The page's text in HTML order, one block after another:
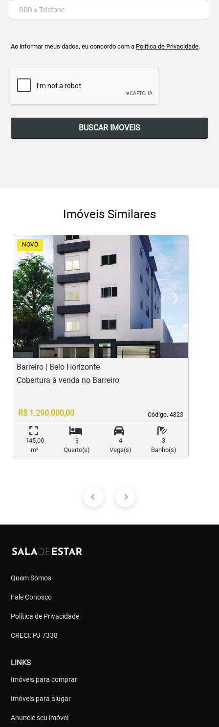
Ao informar meus dados, eu concordo com a Política de Privacidade.
BUSCAR IMOVEIS
Imóveis Similares
NOVO
‹
Previous
›
Barreiro | Belo Horizonte
Código. 4823
Código. 4823
Cobertura à venda no Barreiro
R$ 1.290.000,00
145,00
m²
3
Quarto(s)
4
Vaga(s)
3
Banho(s)
Quem Somos
Fale Conosco
Política de Privacidade
CRECI: PJ 7338
LINKS
Imóveis para comprar
Imóveis para alugar
Anuncie seu imóvel